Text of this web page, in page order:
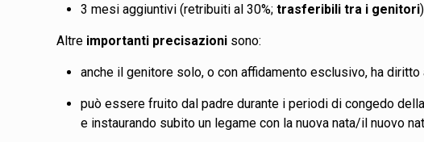
3 mesi aggiuntivi (retribuiti al 30%;trasferibili tra i genitori
Altre importanti precisazioni sono:
anche il genitore solo, o con affidamento esclusivo, ha
può essere fruito dal padre durante i periodi di congedo
e instaurando subito un legame con la nuova nata/il nuovo